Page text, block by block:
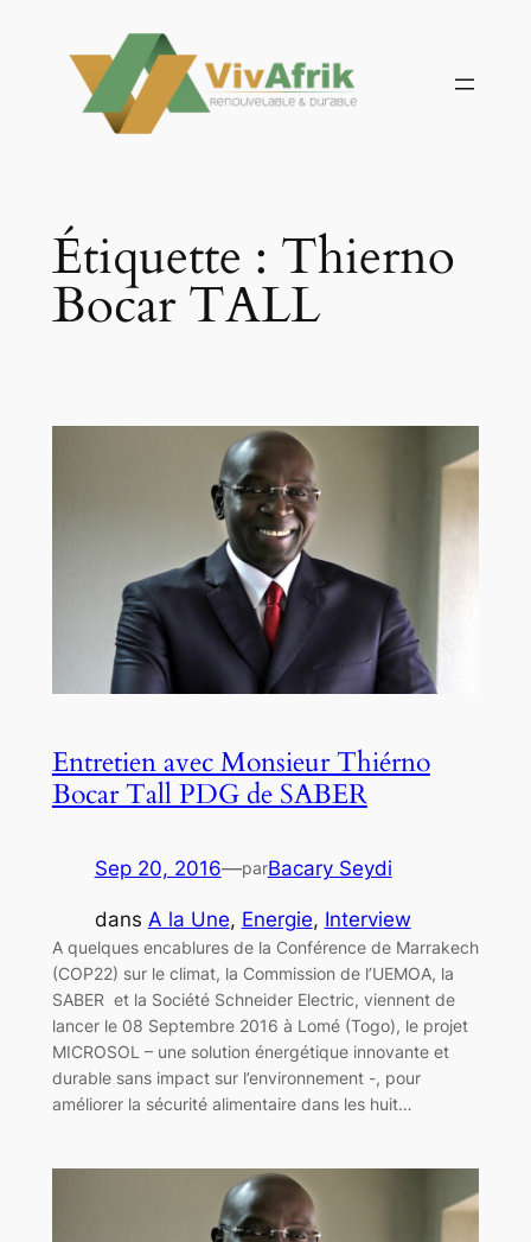
contenu
Étiquette : Thierno
Bocar TALL
Entretien avec Monsieur Thiérno
Bocar Tall PDG de SABER
Sep 20, 2016—parBacary Seydi
dans A la Une, Energie, Interview
A quelques encablures de la Conférence de Marrakech
(COP22) sur le climat, la Commission de l’UEMOA, la
SABER et la Société Schneider Electric, viennent de
lancer le 08 Septembre 2016 à Lomé (Togo), le projet
MICROSOL – une solution énergétique innovante et
durable sans impact sur l’environnement -, pour
améliorer la sécurité alimentaire dans les huit…